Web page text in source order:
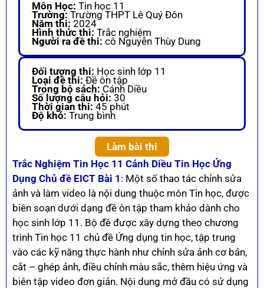
Môn Học: Tin học 11
Trường: Trường THPT Lê Quý Đôn
Năm thi: 2024
Hình thức thi: Trắc nghiệm
Người ra đề thi: cô Nguyễn Thùy Dung
Đối tượng thi: Học sinh lớp 11
Loại đề thi: Đề ôn tập
Trong bộ sách: Cánh Diều
Số lượng câu hỏi: 30
Thời gian thi: 45 phút
Độ khó: Trung bình
Làm bài thi
Trắc Nghiệm Tin Học 11 Cánh Diều Tin Học Ứng
Dụng Chủ đề EICT Bài 1 : Một số thao tác chỉnh sửa
ảnh và làm video là nội dung thuộc môn Tin học, được
biên soạn dưới dạng đề ôn tập tham khảo dành cho
học sinh lớp 11. Bộ đề được xây dựng theo chương
trình Tin học 11 chủ đề Ứng dụng tin học, tập trung
vào các kỹ năng thực hành như chỉnh sửa ảnh cơ bản,
cắt – ghép ảnh, điều chỉnh màu sắc, thêm hiệu ứng và
biên tập video đơn giản. Nội dung mở đầu có sử dụng